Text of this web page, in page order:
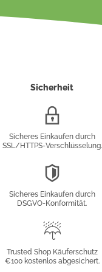
Sicherheit
Sicheres Einkaufen durch
SSL/HTTPS-Verschlüsselung.
Sicheres Einkaufen durch
DSGVO-Konformität.
Trusted Shop Käuferschutz
€100 kostenlos abgesichert.